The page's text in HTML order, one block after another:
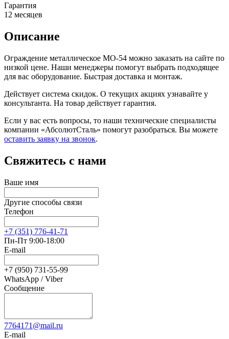
Гарантия
12 месяцев
Описание
Ограждение металлическое МО-54 можно заказать на сайте по
низкой цене. Наши менеджеры помогут выбрать подходящее
для вас оборудование. Быстрая доставка и монтаж.
Действует система скидок. О текущих акциях узнавайте у
консультанта. На товар действует гарантия.
Если у вас есть вопросы, то наши технические специалисты
компании «АбсолютСталь» помогут разобраться. Вы можете
оставить заявку на звонок.
Свяжитесь с нами
Ваше имя
Другие способы связи
Телефон
+7 (351) 776-41-71
Пн-Пт 9:00-18:00
E-mail
+7 (950) 731-55-99
WhatsApp / Viber
Сообщение
7764171@mail.ru
E-mail